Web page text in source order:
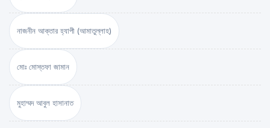
নাজনীন আক্তার হ্যাপী (আমাতুল্লাহ)
মোঃ মোস্তফা জামান
মুহাম্মদ আবুল হাসানাত